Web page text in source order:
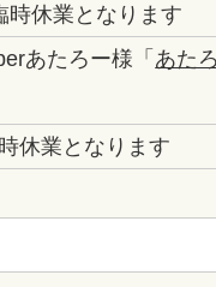
時休業となります
あたろー様「 あた
休業となります